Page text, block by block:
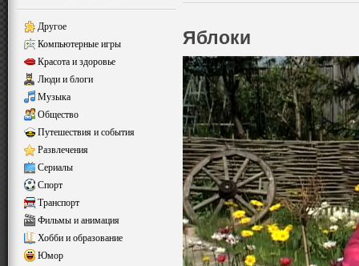
Другое
Компьютерные игры
Красота и здоровье
Люди и блоги
Музыка
Общество
Путешествия и события
Развлечения
Сериалы
Спорт
Транспорт
Фильмы и анимация
Хобби и образование
Юмор
Яблоки